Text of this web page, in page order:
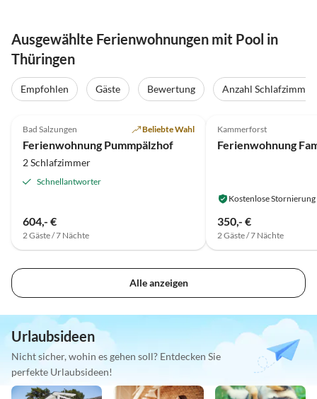
Ausgewählte Ferienwohnungen mit Pool in
Thüringen
Empfohlen Gäste Bewertung Anzahl Schlafzimmer
Super-Gastgeber
Bad Salzungen Beliebte Wahl
Ferienwohnung Pummpälzhof
2 Schlafzimmer
Schnellantworter
604,- €
2 Gäste / 7 Nächte
Kammerforst
Ferienwohnung
Kostenlose Stornierung
350,- €
2 Gäste / 7 Nächte
Alle anzeigen
Urlaubsideen
Nicht sicher, wohin es gehen soll? Entdecken Sie
perfekte Urlaubsideen!